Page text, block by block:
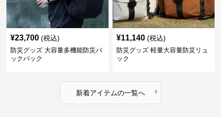
¥23,700 (税込)
防災グッズ 大容量多機能防災バ
ックパック
¥11,140 (税込)
防災グッズ 軽量大容量防災リュ
ック
新着アイテムの一覧へ ›